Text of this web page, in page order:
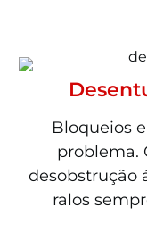
Bloqueios
problema.
desobstrução
ralos